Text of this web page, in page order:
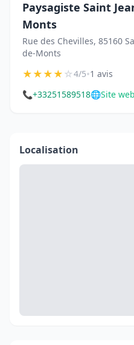
Paysagiste Saint
Monts
Rue des Chevilles, 85160
de-Monts
★★★★☆4/5•1 avis
📞+33251589518🌐Site web
Localisation